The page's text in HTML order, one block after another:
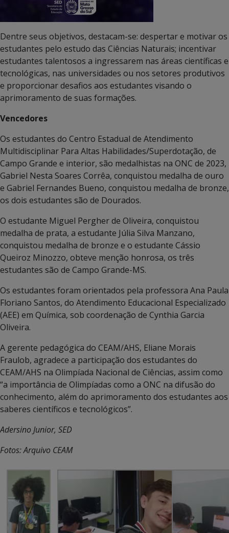
Dentre seus objetivos, destacam-se: despertar e motivar os
estudantes pelo estudo das Ciências Naturais; incentivar
estudantes talentosos a ingressarem nas áreas científicas e
tecnológicas, nas universidades ou nos setores produtivos
e proporcionar desafios aos estudantes visando o
aprimoramento de suas formações.
Vencedores
Os estudantes do Centro Estadual de Atendimento
Multidisciplinar Para Altas Habilidades/Superdotação, de
Campo Grande e interior, são medalhistas na ONC de 2023,
Gabriel Nesta Soares Corrêa, conquistou medalha de ouro
e Gabriel Fernandes Bueno, conquistou medalha de bronze,
os dois estudantes são de Dourados.
O estudante Miguel Pergher de Oliveira, conquistou
medalha de prata, a estudante Júlia Silva Manzano,
conquistou medalha de bronze e o estudante Cássio
Queiroz Minozzo, obteve menção honrosa, os três
estudantes são de Campo Grande-MS.
Os estudantes foram orientados pela professora Ana Paula
Floriano Santos, do Atendimento Educacional Especializado
(AEE) em Química, sob coordenação de Cynthia Garcia
Oliveira.
A gerente pedagógica do CEAM/AHS, Eliane Morais
Fraulob, agradece a participação dos estudantes do
CEAM/AHS na Olimpíada Nacional de Ciências, assim como
“a importância de Olimpíadas como a ONC na difusão do
conhecimento, além do aprimoramento dos estudantes aos
saberes científicos e tecnológicos”.
Adersino Junior, SED
Fotos: Arquivo CEAM